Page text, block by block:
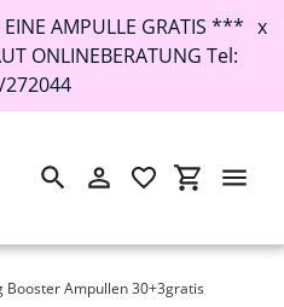
AMPULLE GRATIS ***
ONLINEBERATUNG Tel:
x
SuchenEinloggen
Booster Ampullen 30+3gratis